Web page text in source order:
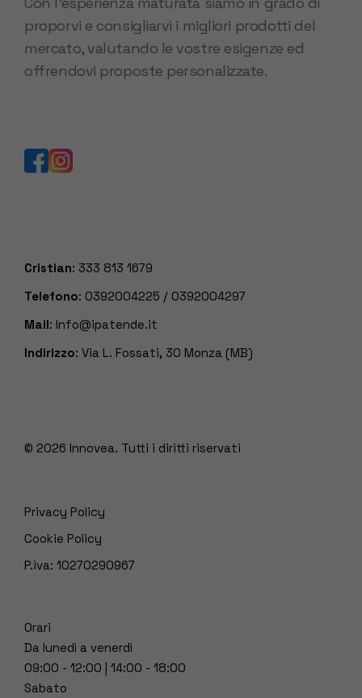
proporvi e consigliarvi i migliori prodotti del
mercato, valutando le vostre esigenze ed
offrendovi proposte personalizzate.
Cristian: 333 813 1679
Telefono: 0392004225 / 0392004297
Mail: Info@ipatende.it
Indirizzo: Via L. Fossati, 30 Monza (MB)
© 2026 Innovea. Tutti i diritti riservati
Privacy Policy
Cookie Policy
P.iva: 10270290967
Orari
Da lunedì a venerdì
09:00 - 12:00 | 14:00 - 18:00
Sabato